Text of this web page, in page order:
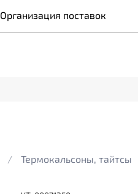
Организация поставок
Термокальсоны, тайтсы